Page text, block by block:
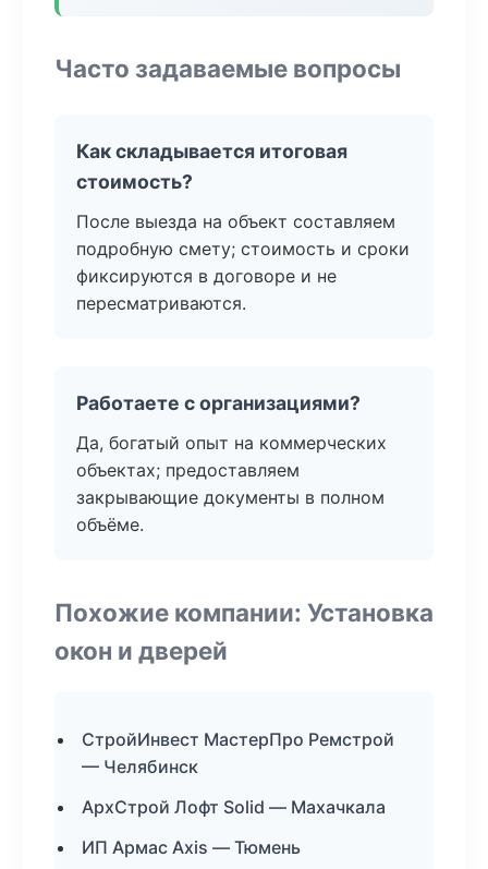
Часто задаваемые вопросы
Как складывается итоговая
стоимость?
После выезда на объект составляем
подробную смету; стоимость и сроки
фиксируются в договоре и не
пересматриваются.
Работаете с организациями?
Да, богатый опыт на коммерческих
объектах; предоставляем
закрывающие документы в полном
объёме.
Похожие компании: Установка
окон и дверей
СтройИнвест МастерПро Ремстрой
— Челябинск
АрхСтрой Лофт Solid — Махачкала
ИП Армас Axis — Тюмень